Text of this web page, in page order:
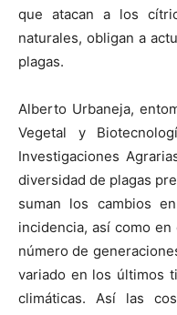
que atacan a los
naturales, obligan a
plagas.
Alberto Urbaneja,
Vegetal y
Investigaciones
diversidad de plagas
suman los cambios
incidencia, así como
número de
variado en los últimos
climáticas. Así las